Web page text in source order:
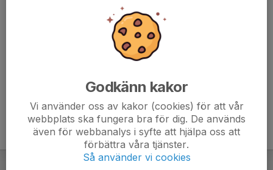
Godkänn kakor
Vi använder oss av kakor (cookies) för att vår
webbplats ska fungera bra för dig. De används
även för webbanalys i syfte att hjälpa oss att
förbättra våra tjänster.
Så använder vi cookies